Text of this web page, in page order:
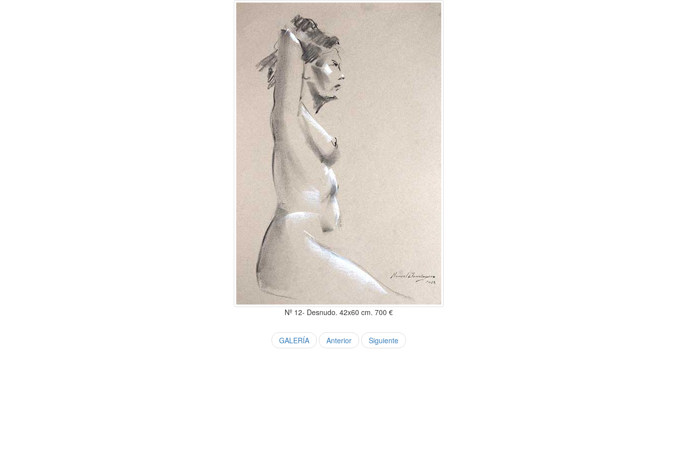
Nº 12- Desnudo. 42x60 cm. 700 €
GALERÍA Anterior Siguiente